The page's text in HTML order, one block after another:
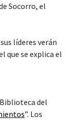
Socorro, el
líderes verán
que se explica el
del
”. Los